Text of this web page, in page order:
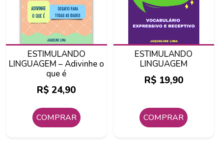
ESTIMULANDO
LINGUAGEM – Adivinhe o
que é
R$ 24,90
COMPRAR
ESTIMULANDO
LINGUAGEM
R$ 19,90
COMPRAR